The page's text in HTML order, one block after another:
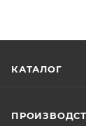
КАТАЛОГ